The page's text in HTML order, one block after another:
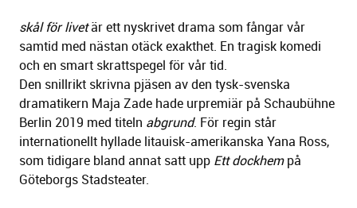
skål för livetär ett nyskrivet drama som fångar vår
samtid med nästan otäck exakthet. En tragisk komedi
och en smart skrattspegel för vår tid.
Den snillrikt skrivna pjäsen av den tysk-svenska
dramatikern Maja Zade hade urpremiär på Schaubühne
Berlin 2019 med titeln abgrund. För regin står
internationellt hyllade litauisk-amerikanska Yana Ross,
som tidigare bland annat satt upp Ett dockhempå
Göteborgs Stadsteater.